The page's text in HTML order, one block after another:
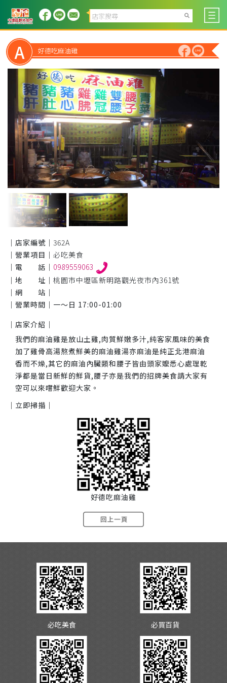
A 好德吃麻油雞
｜店家編號｜ 362A
｜營業項目｜ 必吃美食
｜電 話｜ 0989559063
｜地 址｜ 桃園市中壢區新明路觀光夜市內361號
｜網 站｜
｜營業時間｜ 一～日 17:00-01:00
｜店家介紹｜
我們的麻油雞是放山土雞,肉質鮮嫩多汁,純客家風味的美食
加了雞骨高湯熬煮鮮美的麻油雞湯亦麻油是純正北港麻油
香而不燥,其它的麻油內臟類和腰子皆由頭家嬤悉心處理乾
淨都是當日新鮮的鮮貨,腰子亦是我們的招牌美食請大家有
空可以來嚐鮮歡迎大家。
｜立即掃描｜
好德吃麻油雞
必吃美食 必買百貨